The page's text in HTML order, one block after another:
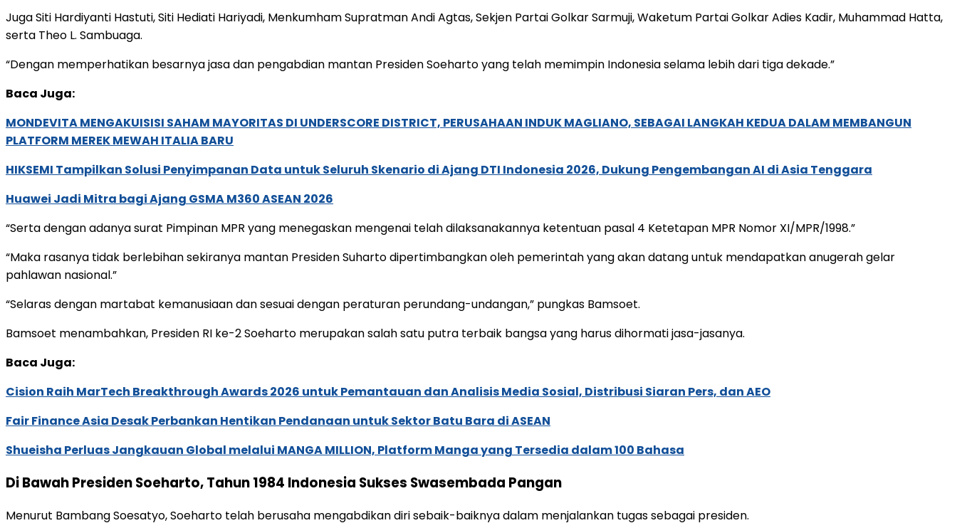
Juga Siti Hardiyanti Hastuti, Siti Hediati Hariyadi, Menkumham Supratman Andi Agtas, Sekjen Partai Golkar Sarmuji, Waketum Partai Golkar Adies Kadir, Muhammad Hatta,
serta Theo L. Sambuaga.
“Dengan memperhatikan besarnya jasa dan pengabdian mantan Presiden Soeharto yang telah memimpin Indonesia selama lebih dari tiga dekade.”
Baca Juga:
MONDEVITA MENGAKUISISI SAHAM MAYORITAS DI UNDERSCORE DISTRICT, PERUSAHAAN INDUK MAGLIANO, SEBAGAI LANGKAH KEDUA DALAM MEMBANGUN
PLATFORM MEREK MEWAH ITALIA BARU
HIKSEMI Tampilkan Solusi Penyimpanan Data untuk Seluruh Skenario di Ajang DTI Indonesia 2026, Dukung Pengembangan AI di Asia Tenggara
Huawei Jadi Mitra bagi Ajang GSMA M360 ASEAN 2026
“Serta dengan adanya surat Pimpinan MPR yang menegaskan mengenai telah dilaksanakannya ketentuan pasal 4 Ketetapan MPR Nomor XI/MPR/1998.”
“Maka rasanya tidak berlebihan sekiranya mantan Presiden Suharto dipertimbangkan oleh pemerintah yang akan datang untuk mendapatkan anugerah gelar
pahlawan nasional.”
“Selaras dengan martabat kemanusiaan dan sesuai dengan peraturan perundang-undangan,” pungkas Bamsoet.
Bamsoet menambahkan, Presiden RI ke-2 Soeharto merupakan salah satu putra terbaik bangsa yang harus dihormati jasa-jasanya.
Baca Juga:
Cision Raih MarTech Breakthrough Awards 2026 untuk Pemantauan dan Analisis Media Sosial, Distribusi Siaran Pers, dan AEO
Fair Finance Asia Desak Perbankan Hentikan Pendanaan untuk Sektor Batu Bara di ASEAN
Shueisha Perluas Jangkauan Global melalui MANGA MILLION, Platform Manga yang Tersedia dalam 100 Bahasa
Di Bawah Presiden Soeharto, Tahun 1984 Indonesia Sukses Swasembada Pangan
Menurut Bambang Soesatyo, Soeharto telah berusaha mengabdikan diri sebaik-baiknya dalam menjalankan tugas sebagai presiden.